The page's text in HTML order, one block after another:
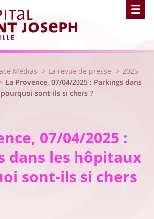
Hôpital Saint Joseph - Marseille
Médias La revue de presse
2025
La Provence, 07/04/2025 : Parkings dans
sont-ils si chers ?
07/04/2025 :
dans les hôpitaux
sont-ils si chers